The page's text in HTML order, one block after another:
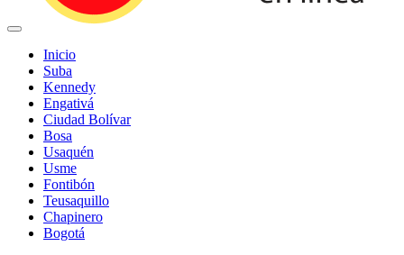
Inicio
Suba
Kennedy
Engativá
Ciudad Bolívar
Bosa
Usaquén
Usme
Fontibón
Teusaquillo
Chapinero
Bogotá